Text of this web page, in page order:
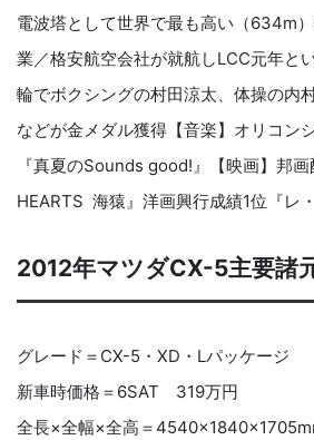
電波塔として世界で最も高い（634m
業／格安航空会社が就航しLCC元年と
輪でボクシングの村田涼太、体操の内
などが金メダル獲得【音楽】オリコン
『真夏のSounds good!』【映画】邦
HEARTS 海猿』洋画興行成績1位『レ
2012年マツダCX-5主要諸
グレード＝CX-5・XD・Lパッケージ
新車時価格＝6SAT 319万円
全長×全幅×全高＝